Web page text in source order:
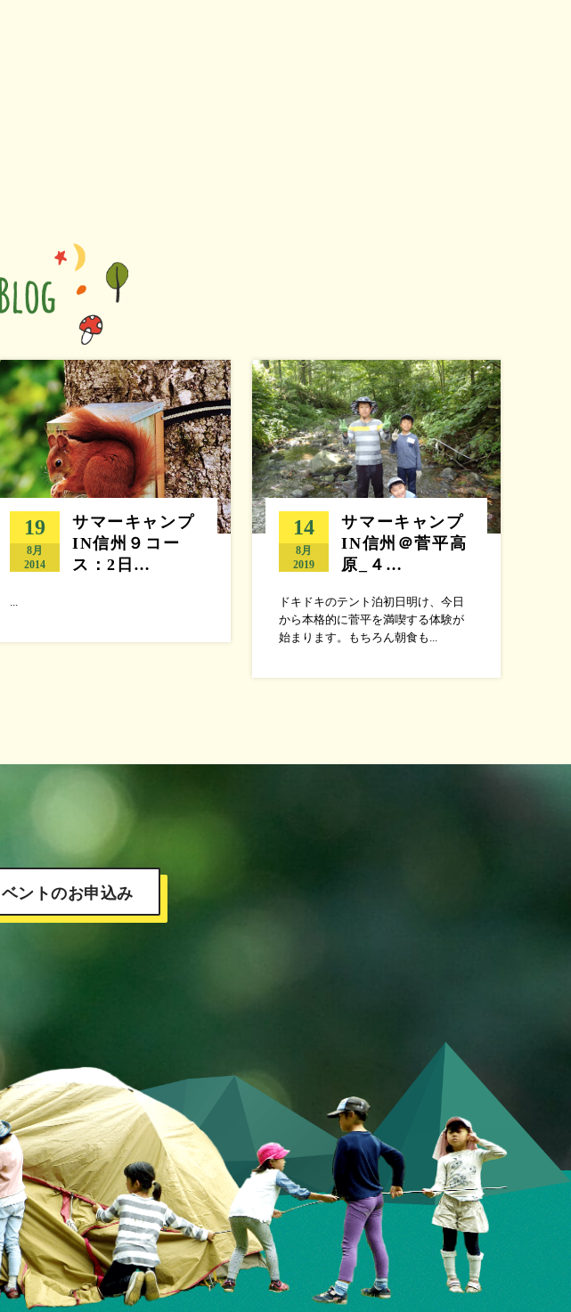
19
8月
2014
サマーキャンプ
IN信州９コー
ス：2日…
...
14
8月
2019
サマーキャンプ
IN信州＠菅平高
原_４…
ドキドキのテント泊初日明け、今日
から本格的に菅平を満喫する体験が
始まります。もちろん朝食も...
ントのお申込み